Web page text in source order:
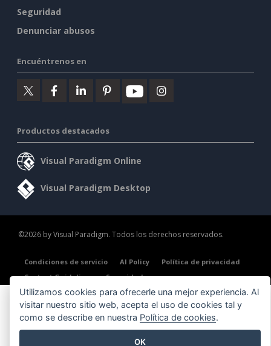
Seguridad
Denunciar abusos
Encuéntrenos en
Productos destacados
Visual Paradigm Online
Visual Paradigm Desktop
©2026 by Visual Paradigm. Todos los derechos reservados.
Condiciones de servicio AI Policy
Política de privacidad
Content Guidelines
Seguridad
Utilizamos cookies para ofrecerle una mejor experiencia. Al
visitar nuestro sitio web, acepta el uso de cookies tal y
como se describe en nuestra Política de cookies.
OK